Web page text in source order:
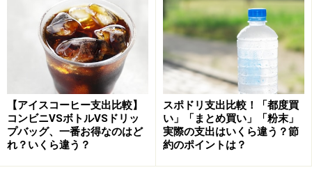
どうやら夫が仕事を辞めることは寝耳に水だったよう
で、「いきなり仕事を辞めてきたことに対して本人も限
界だったとはいえ一家の大黒柱として信じられなくて震
えました。ケンカも何度もしました」と、当時を振り返
ります。
【アイスコーヒー支出比較】
コンビニVSボトルVSドリッ
プバッグ、一番お得なのはど
れ？いくら違う？
スポドリ支出比較！「都度買
い」「まとめ買い」「粉末」
実際の支出はいくら違う？節
約のポイントは？